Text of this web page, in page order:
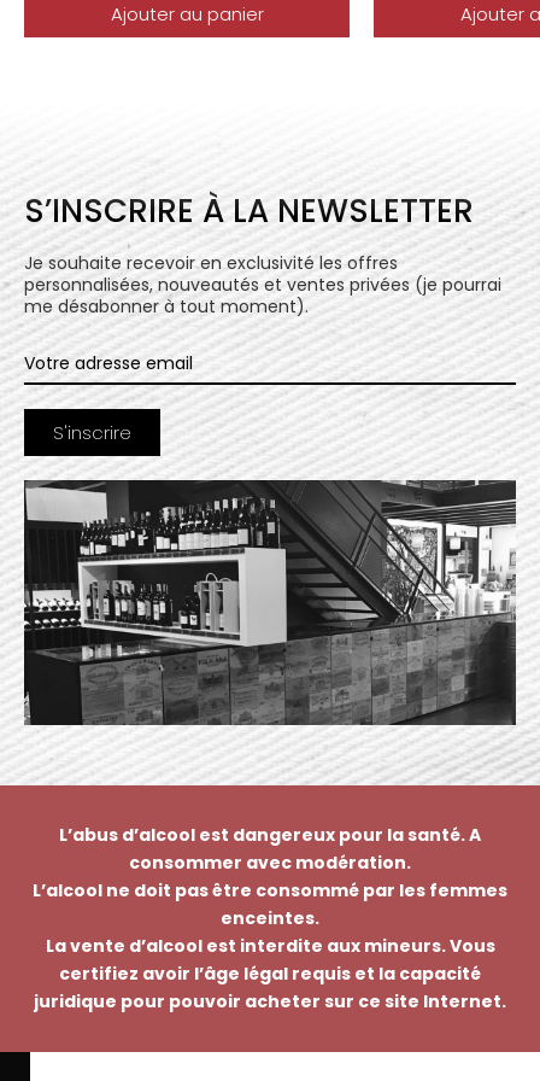
Ajouter au panier Ajouter
S’INSCRIRE À LA NEWSLETTER
Je souhaite recevoir en exclusivité les offres
personnalisées, nouveautés et ventes privées (je pourrai
me désabonner à tout moment).
L’abus d’alcool est dangereux pour la santé. A
consommer avec modération.
L’alcool ne doit pas être consommé par les femmes
enceintes.
La vente d’alcool est interdite aux mineurs. Vous
certifiez avoir l’âge légal requis et la capacité
juridique pour pouvoir acheter sur ce site Internet.